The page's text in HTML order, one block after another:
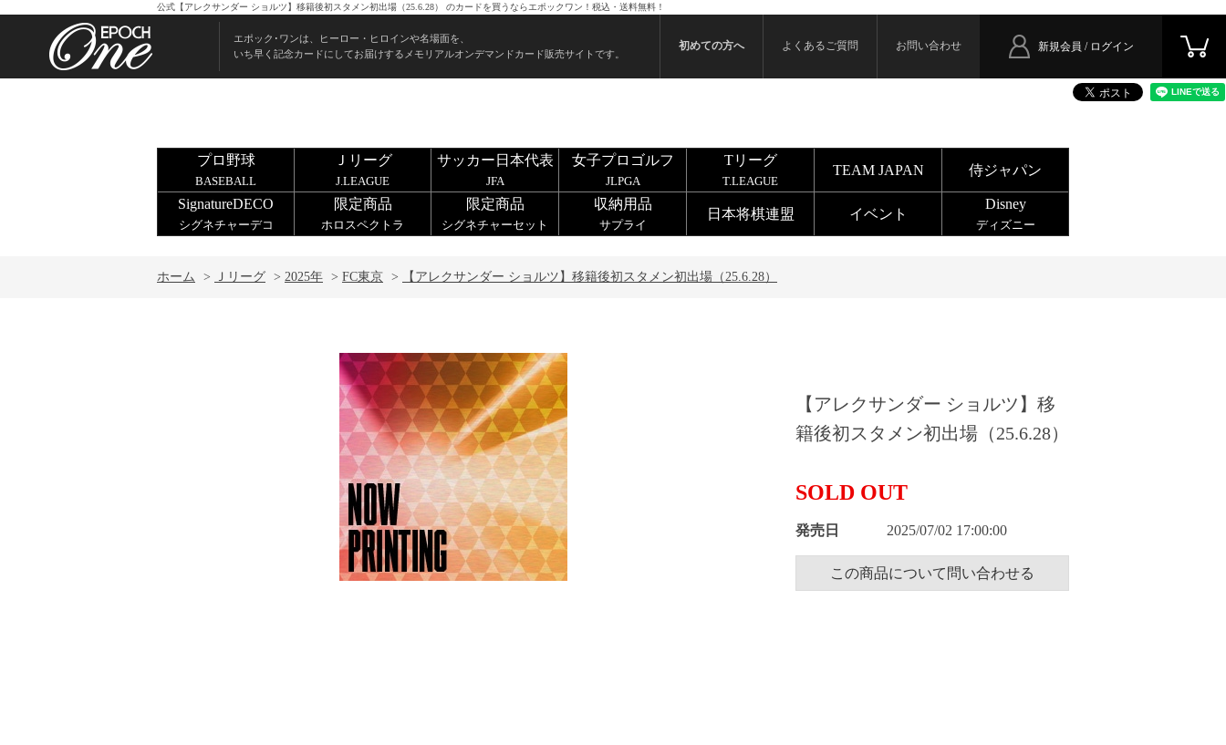
公式【アレクサンダー ショルツ】移籍後初スタメン初出場（25.6.28） のカードを買うならエポックワン！税込・送料無料！
エポック･ワンは、ヒーロー・ヒロインや名場面を、
いち早く記念カードにしてお届けするメモリアルオンデマンドカード販売サイトです。
新規会員 / ログイン
初めての方へ よくあるご質問 お問い合わせ
プロ野球
BASEBALL
Ｊリーグ
J.LEAGUE
サッカー日本代表
JFA
女子プロゴルフ
JLPGA
Tリーグ
T.LEAGUE
TEAM JAPAN 侍ジャパン
SignatureDECO
シグネチャーデコ
限定商品
ホロスペクトラ
限定商品
シグネチャーセット
収納用品
サプライ
日本将棋連盟 イベント
Disney
ディズニー
ホーム > Ｊリーグ > 2025年 > FC東京 > 【アレクサンダー ショルツ】移籍後初スタメン初出場（25.6.28）
【アレクサンダー ショルツ】移
籍後初スタメン初出場（25.6.28）
SOLD OUT
発売日 2025/07/02 17:00:00
この商品について問い合わせる